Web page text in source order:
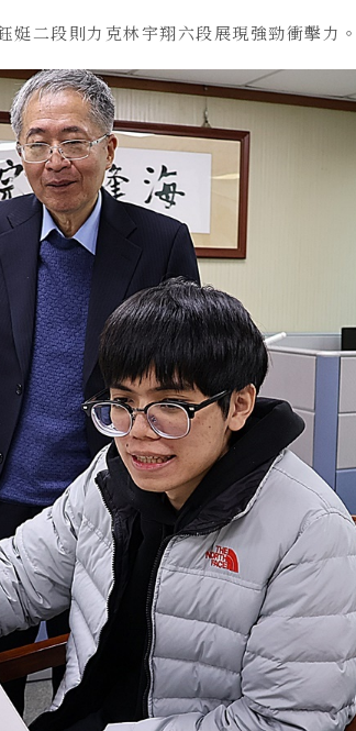
娗二段則力克林宇翔六段展現強勁衝擊力